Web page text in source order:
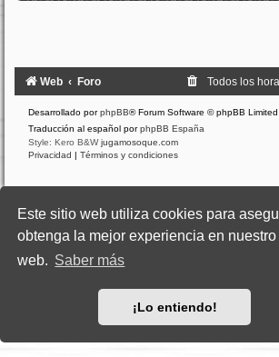
Este sitio web utiliza cookies para
obtenga la mejor experiencia en
web. Saber más
¡Lo entiendo!
Web Foro Todos los
Desarrollado porphpBB® Forum Software © phpBB Limited
Traducción al español porphpBB España
Style: Kero B&Wjugamosoque.com
Privacidad | Términos y condiciones